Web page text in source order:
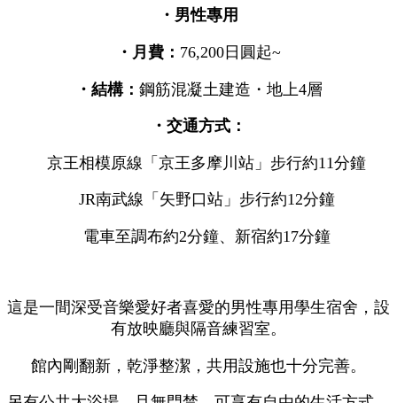
・男性專用
・月費： 76,200日圓起~
・結構： 鋼筋混凝土建造・地上4層
・交通方式：
京王相模原線「京王多摩川站」步行約11分鐘
JR南武線「矢野口站」步行約12分鐘
電車至調布約2分鐘、新宿約17分鐘
這是一間深受音樂愛好者喜愛的男性專用學生宿舍，設
有放映廳與隔音練習室。
館內剛翻新，乾淨整潔，共用設施也十分完善。